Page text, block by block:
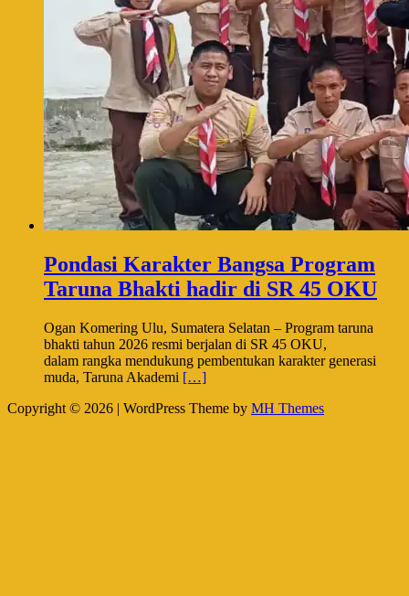
Pondasi Karakter Bangsa Program
Taruna Bhakti hadir di SR 45 OKU
Ogan Komering Ulu, Sumatera Selatan – Program taruna
bhakti tahun 2026 resmi berjalan di SR 45 OKU,
dalam rangka mendukung pembentukan karakter generasi
muda, Taruna Akademi […]
Copyright © 2026 | WordPress Theme by MH Themes